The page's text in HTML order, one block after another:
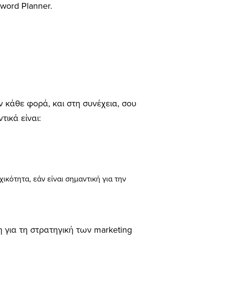
Planner.
κάθε φορά, και στη συνέχεια, σου
είναι:
εάν είναι σημαντική για την
για τη στρατηγική των marketing